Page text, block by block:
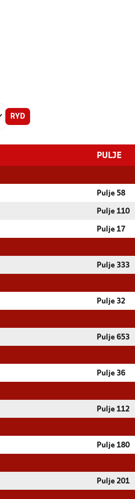
RYD
PULJE
Pulje 58
Pulje 110
Pulje 17
Pulje 333
Pulje 32
Pulje 653
Pulje 36
Pulje 112
Pulje 180
Pulje 201